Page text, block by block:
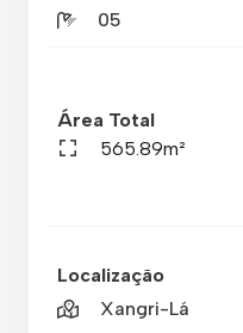
05
Área Total
565.89m²
Localização
Xangri-Lá